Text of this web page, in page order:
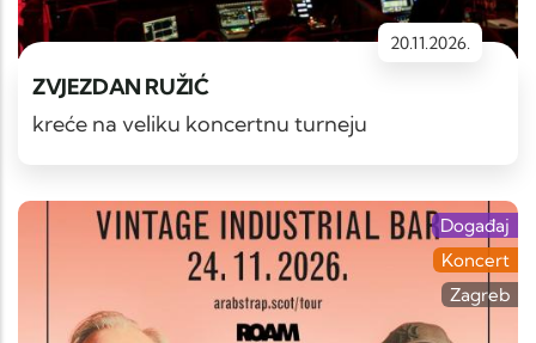
20.11.2026.
ZVJEZDAN RUŽIĆ
kreće na veliku koncertnu turneju
Događaj
Koncert
Zagreb